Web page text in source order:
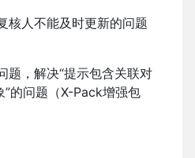
核人不能及时更新的问题
，解决“提示包含关联对
的问题（X-Pack增强包